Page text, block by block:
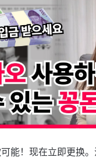
LORA
YouTube频道'셀벤저스'
1万会员'셀벤져스'社区运营者
帮助的服务，我通常不会
绍就想推荐给周围的人
真正有益的服务，所以
务为个人卖家提供力量
GU
YouTube频道'구대는구대표'
能！现在立即更换